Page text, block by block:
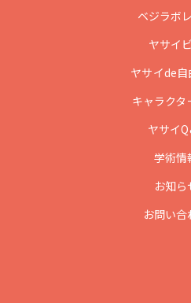
ベジラボ
ヤサイ
ヤサイde自
キャラクタ
ヤサイ
学術情
お知ら
お問い合